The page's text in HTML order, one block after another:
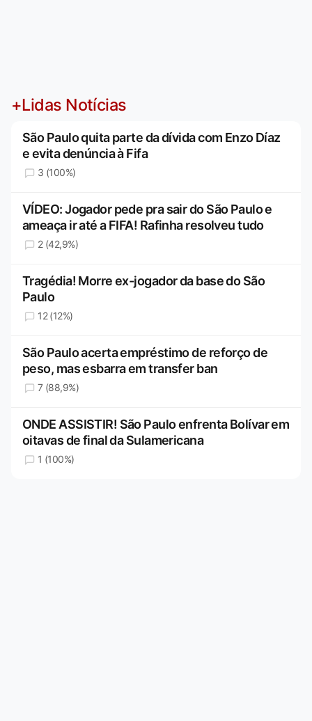
+Lidas Notícias
São Paulo quita parte da dívida com Enzo Díaz
e evita denúncia à Fifa
3 (100%)
VÍDEO: Jogador pede pra sair do São Paulo e
ameaça ir até a FIFA! Rafinha resolveu tudo
2 (42,9%)
Tragédia! Morre ex-jogador da base do São
Paulo
12 (12%)
São Paulo acerta empréstimo de reforço de
peso, mas esbarra em transfer ban
7 (88,9%)
ONDE ASSISTIR! São Paulo enfrenta Bolívar em
oitavas de final da Sulamericana
1 (100%)